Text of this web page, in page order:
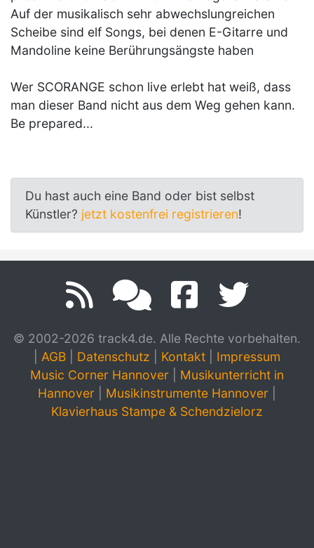
Auf der musikalisch sehr abwechslungreichen
Scheibe sind elf Songs, bei denen E-Gitarre und
Mandoline keine Berührungsängste haben
Wer SCORANGE schon live erlebt hat weiß, dass
man dieser Band nicht aus dem Weg gehen kann.
Be prepared...
Du hast auch eine Band oder bist selbst
Künstler? jetzt kostenfrei registrieren!
© 2002-2026 track4.de. Alle Rechte vorbehalten.
AGB Datenschutz Kontakt
Impressum
Music Corner Hannover
Musikunterricht in
Hannover
Musikinstrumente Hannover
Klavierhaus Stampe & Schendzielorz